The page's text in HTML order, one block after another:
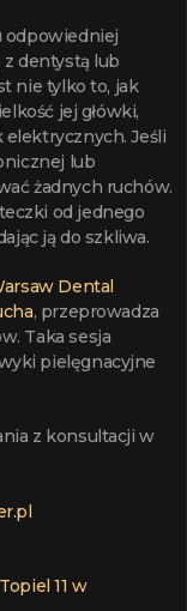
odpowiedniej
dentystą lub
nie tylko to, jak
jej główki,
elektrycznych. Jeśli
lub
żadnych ruchów.
od jednego
ją do szkliwa.
Dental
, przeprowadza
Taka sesja
pielęgnacyjne
z konsultacji w
Topiel 11 w